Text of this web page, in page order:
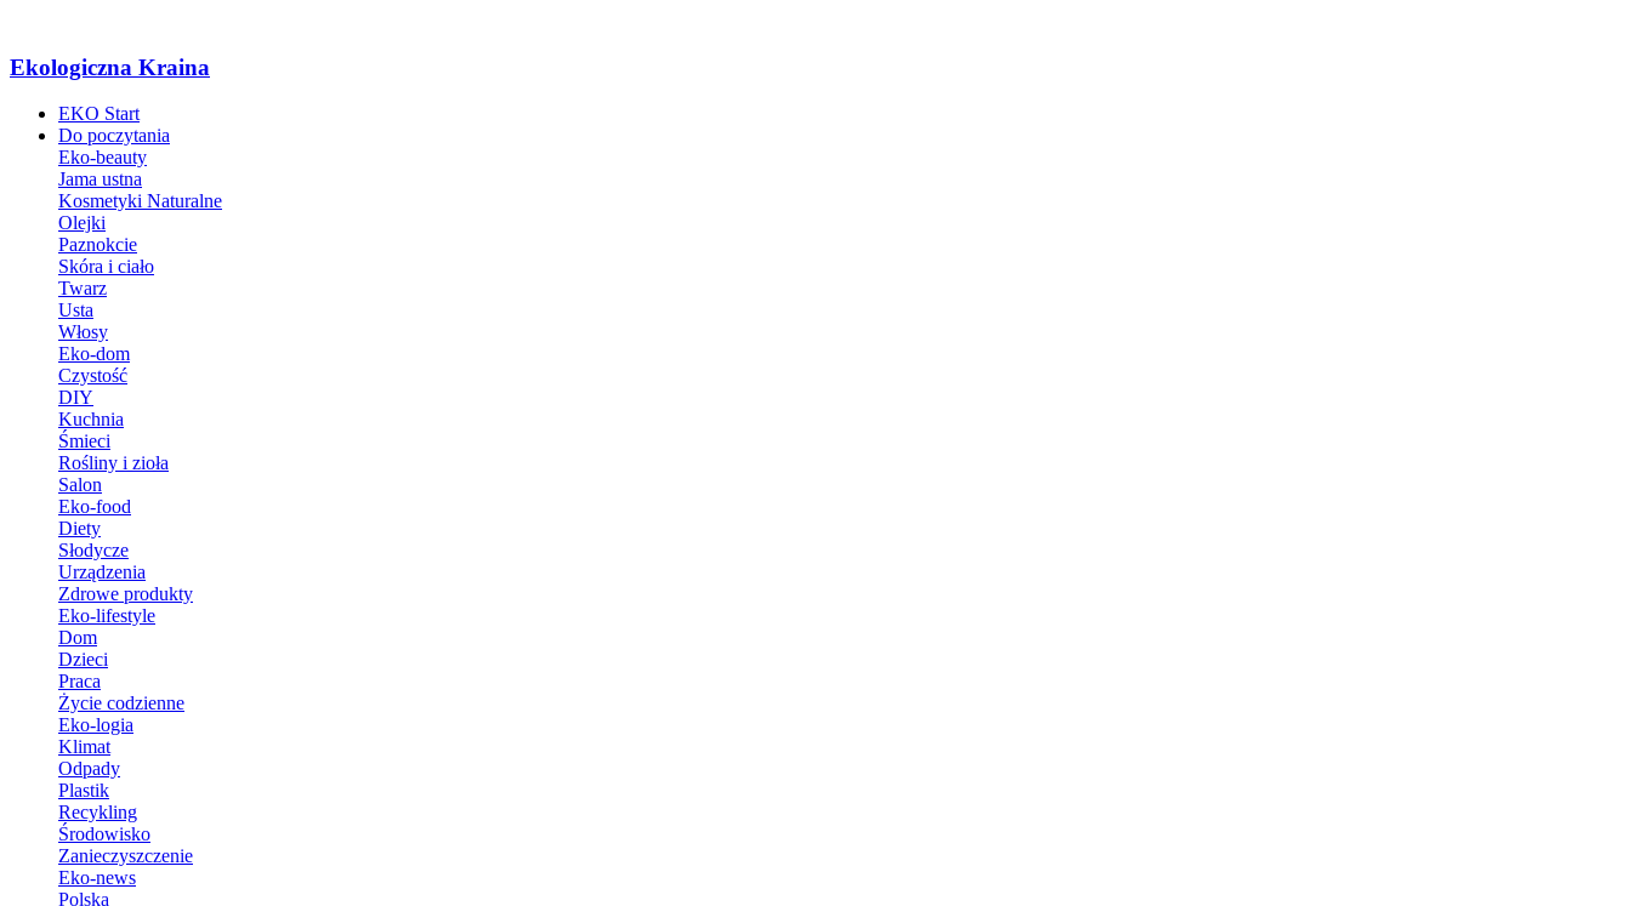
Ekologiczna Kraina
EKO Start
Do poczytania
Eko-beauty
Jama ustna
Kosmetyki Naturalne
Olejki
Paznokcie
Skóra i ciało
Twarz
Usta
Włosy
Eko-dom
Czystość
DIY
Kuchnia
Śmieci
Rośliny i zioła
Salon
Eko-food
Diety
Słodycze
Urządzenia
Zdrowe produkty
Eko-lifestyle
Dom
Dzieci
Praca
Życie codzienne
Eko-logia
Klimat
Odpady
Plastik
Recykling
Środowisko
Zanieczyszczenie
Eko-news
Polska